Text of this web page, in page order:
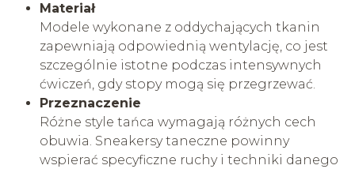
Materiał
Modele wykonane z oddychających tkanin
zapewniają odpowiednią wentylację, co jest
szczególnie istotne podczas intensywnych
ćwiczeń, gdy stopy mogą się przegrzewać.
Przeznaczenie
Różne style tańca wymagają różnych cech
obuwia. Sneakersy taneczne powinny
wspierać specyficzne ruchy i techniki danego